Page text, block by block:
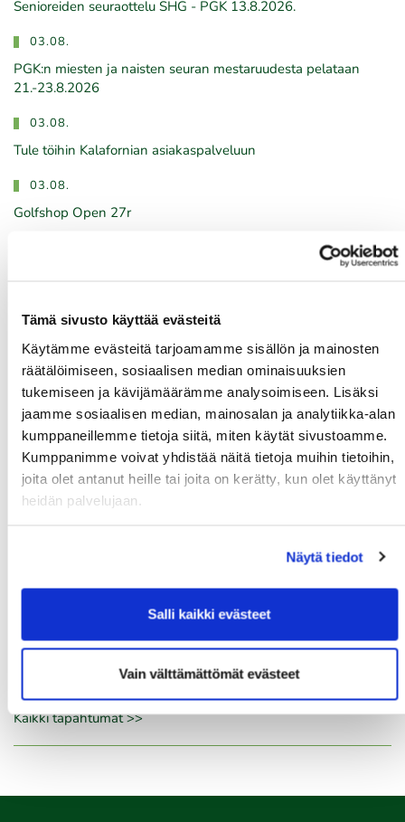
Tämä sivusto käyttää evästeitä
Käytämme evästeitä tarjoamamme sisällön ja mainosten
räätälöimiseen, sosiaalisen median ominaisuuksien
tukemiseen ja kävijämäärämme analysoimiseen. Lisäksi
jaamme sosiaalisen median, mainosalan ja analytiikka-alan
kumppaneillemme tietoja siitä, miten käytät sivustoamme.
Kumppanimme voivat yhdistää näitä tietoja muihin tietoihin,
joita olet antanut heille tai joita on kerätty, kun olet käyttänyt
heidän palvelujaan.
Näytä tiedot
Salli kaikki evästeet
Vain välttämättömät evästeet
​​​​​​​Senioreiden seuraottelu SHG - PGK 13.8.2026.
03.08.
PGK:n miesten ja naisten seuran mestaruudesta pelataan
21.-23.8.2026
03.08.
Tule töihin Kalafornian asiakaspalveluun
03.08.
Golfshop Open 27r
Tulevat tapahtumat
06.08.
Skini-ilta 5
06.08.
Kummikierros 9r
Naisten maksuton ryhmäopetus to 6.8. klo 18:00-19:00
06.08.
Naisten maksuton ryhmäopetus to 6.8. klo 19:00-20:00
08.08.
IKH Milwaukee Open
Kaikki tapahtumat >>